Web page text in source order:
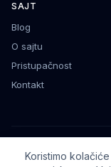
SAJT
Blog
O sajtu
Pristupačnost
Kontakt
Koristimo